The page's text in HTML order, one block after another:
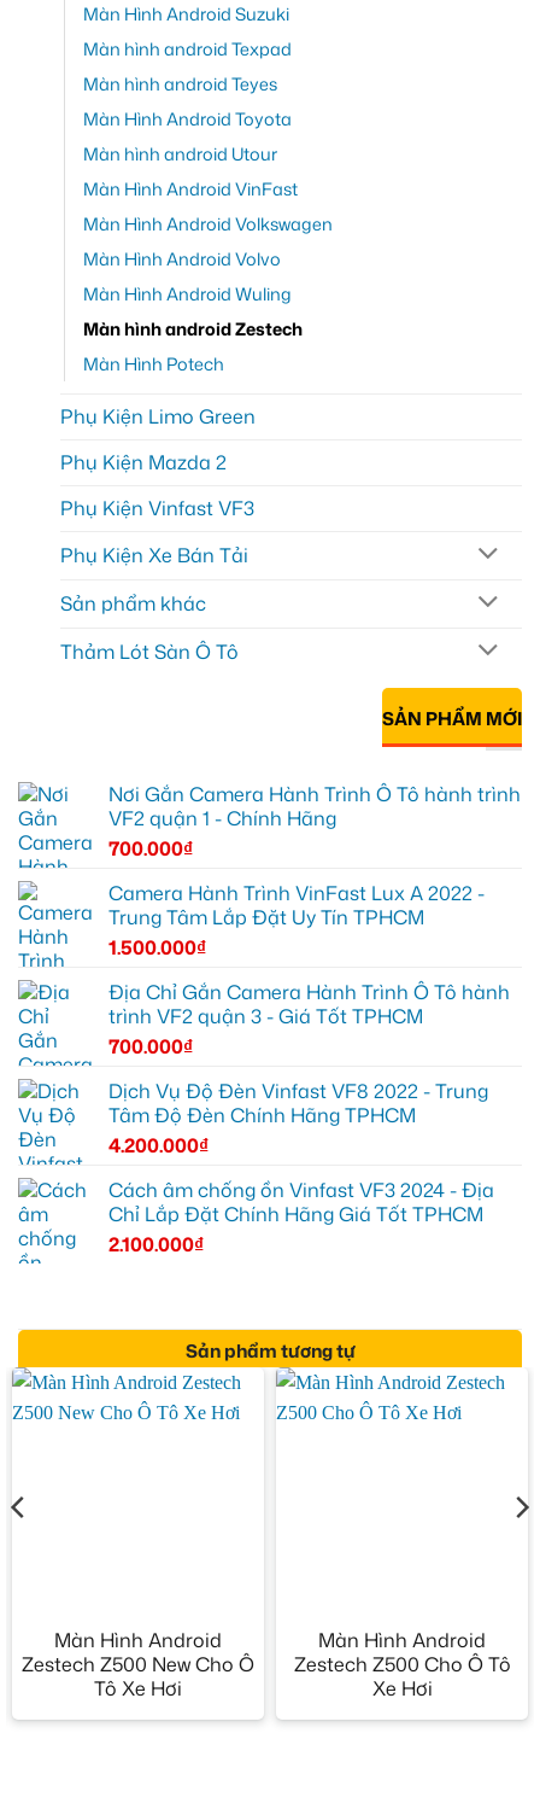
Màn Hình Android Suzuki
Màn hình android Texpad
Màn hình android Teyes
Màn Hình Android Toyota
Màn hình android Utour
Màn Hình Android VinFast
Màn Hình Android Volkswagen
Màn Hình Android Volvo
Màn Hình Android Wuling
Màn hình android Zestech
Màn Hình Potech
Phụ Kiện Limo Green
Phụ Kiện Mazda 2
Phụ Kiện Vinfast VF3
Phụ Kiện Xe Bán Tải
Sản phẩm khác
Thảm Lót Sàn Ô Tô
SẢN PHẨM MỚI
Nơi Gắn Camera Hành Trình Ô Tô hành trình
VF2 quận 1 - Chính Hãng
700.000₫
Camera Hành Trình VinFast Lux A 2022 -
Trung Tâm Lắp Đặt Uy Tín TPHCM
1.500.000₫
Địa Chỉ Gắn Camera Hành Trình Ô Tô hành
trình VF2 quận 3 - Giá Tốt TPHCM
700.000₫
Dịch Vụ Độ Đèn Vinfast VF8 2022 - Trung
Tâm Độ Đèn Chính Hãng TPHCM
4.200.000₫
Cách âm chống ồn Vinfast VF3 2024 - Địa
Chỉ Lắp Đặt Chính Hãng Giá Tốt TPHCM
2.100.000₫
Sản phẩm tương tự
Màn Hình Android
Zestech Z500 New Cho Ô
Tô Xe Hơi
Màn Hình Android
Zestech Z500 Cho Ô Tô
Xe Hơi